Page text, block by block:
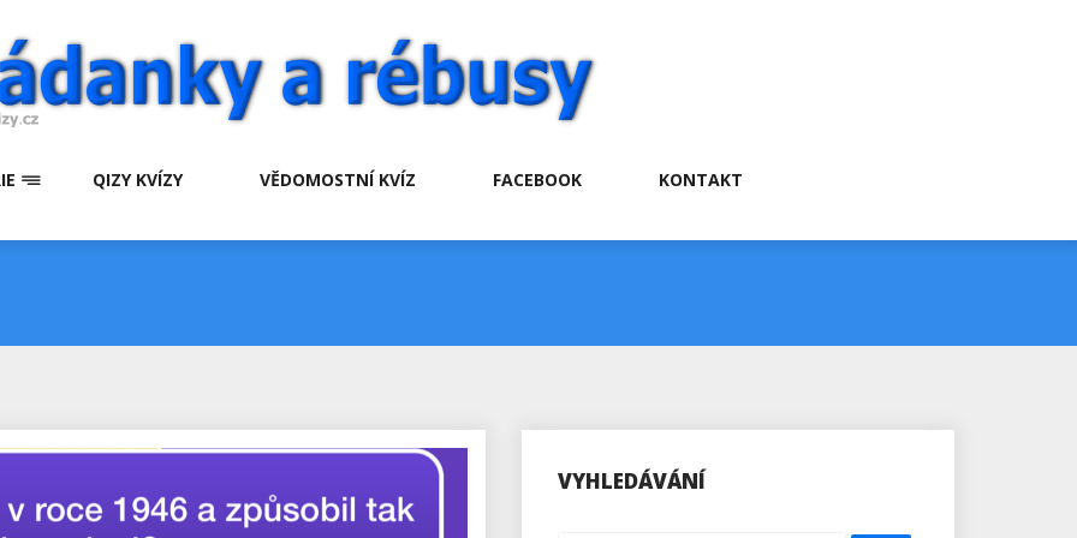
QIZY KVÍZY VĚDOMOSTNÍ KVÍZ FACEBOOK KONTAKT
VYHLEDÁVÁNÍ